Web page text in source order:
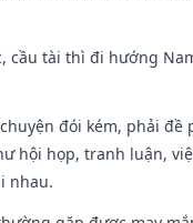
cầu tài thì đi hướng
đói kém, phải
họp, tranh luận,
nhau.